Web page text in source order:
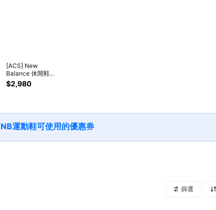
[ACS] New
Balance 休閒鞋
WRPD Runner 男鞋
女鞋 海鹽 砂岩 麂皮
$2,980
NB運動鞋可使用的優惠券
篩選